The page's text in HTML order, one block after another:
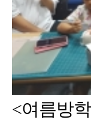
<여름방